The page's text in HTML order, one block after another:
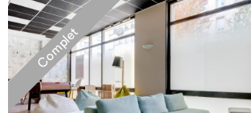
Complet